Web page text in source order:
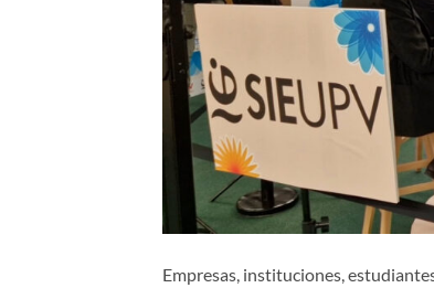
Empresas, instituciones,